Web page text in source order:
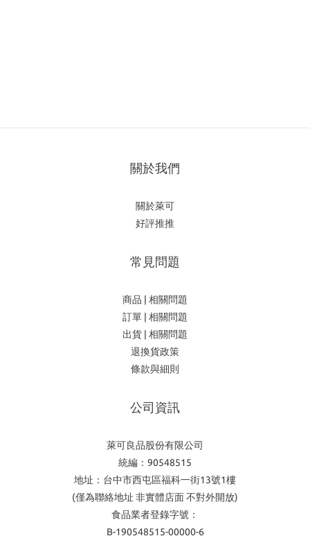
關於我們
關於萊可
好評推推
常見問題
商品 | 相關問題
訂單 | 相關問題
出貨 | 相關問題
退換貨政策
條款與細則
公司資訊
萊可良品股份有限公司
統編：90548515
地址：台中市西屯區福科一街13號1樓
(僅為聯絡地址 非實體店面 不對外開放)
食品業者登錄字號：
B-190548515-00000-6